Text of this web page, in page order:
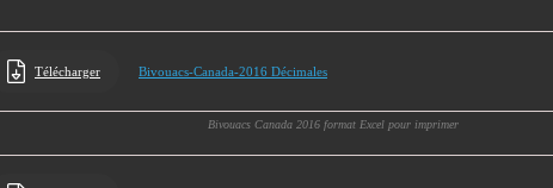
Télécharger Bivouacs-Canada-2016 Décimales
Bivouacs Canada 2016 format Excel pour imprimer